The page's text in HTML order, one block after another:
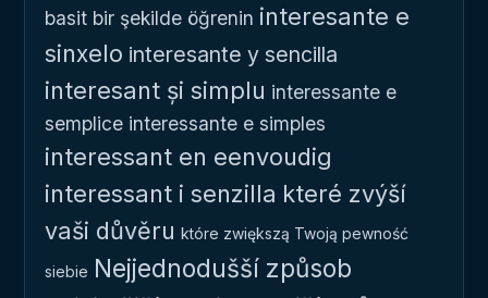
basit bir şekilde öğrenin interesante e
sinxelo interesante y sencilla
interesant și simplu interessante e
semplice interessante e simples
interessant en eenvoudig
interessant i senzilla které zvýší
vaši důvěru które zwiększą Twoją pewność
siebie Nejjednodušší způsob